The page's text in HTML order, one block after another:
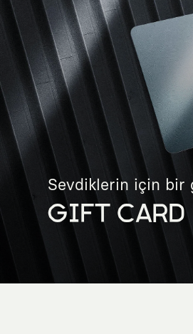
Sevdiklerin için bir
GIFT CARD